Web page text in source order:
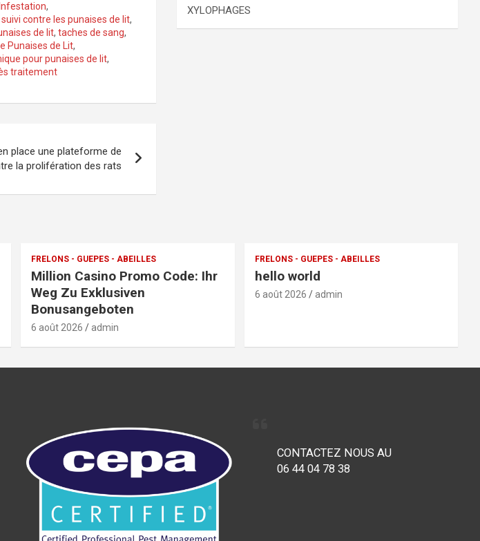
,
suivi contre les punaises de lit,
de lit, taches de sang,
Punaises de Lit,
pour punaises de lit,
traitement
place une plateforme de
la prolifération des rats
XYLOPHAGES
FRELONS - GUEPES - ABEILLES
Million Casino Promo Code: Ihr
Weg Zu Exklusiven
Bonusangeboten
6 août 2026 admin
FRELONS - GUEPES - ABEILLES
hello world
6 août 2026 admin
CONTACTEZ NOUS AU
06 44 04 78 38